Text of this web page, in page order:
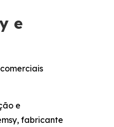
e
e
fabricante